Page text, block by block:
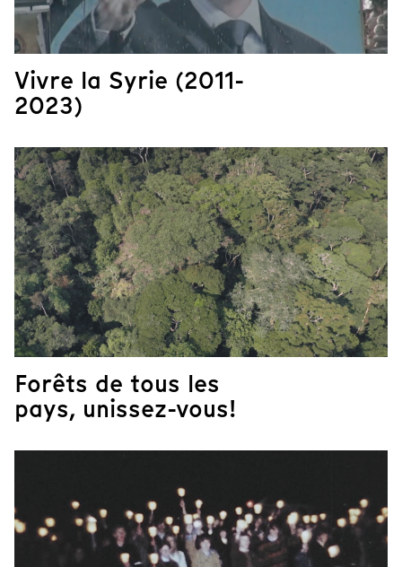
Vivre la Syrie (2011-
2023)
Forêts de tous les
pays, unissez-vous!